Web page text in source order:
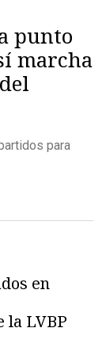
punto
marcha
para
en
la LVBP